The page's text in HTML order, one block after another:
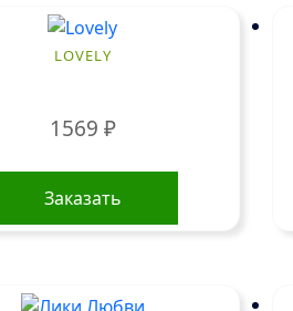
LOVELY
1569 ₽
Заказать